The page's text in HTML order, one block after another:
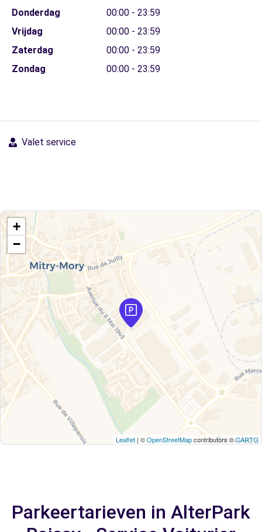
Donderdag
00:00 - 23:59
Vrijdag
00:00 - 23:59
Zaterdag
00:00 - 23:59
Zondag
00:00 - 23:59
Valet service
+
−
Leaflet | ©OpenStreetMapcontributors ©CARTO
Parkeertarieven in AlterPark